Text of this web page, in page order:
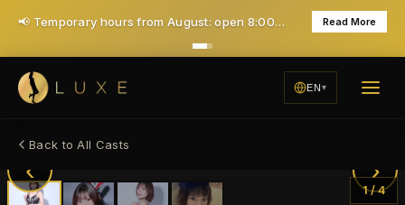
📢 Temporary hours from August: open 8:00 PM, closed Mondays — daily 7PM opening returns in December Read More
EN
Back to All Casts
‹ ›
1/4